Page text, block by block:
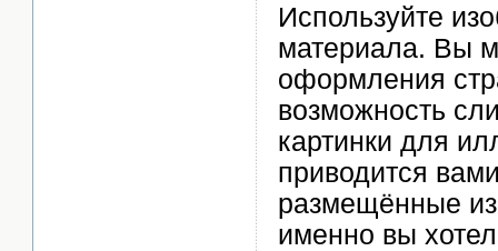
Используйте
материала. Вы
оформления
возможность
картинки для
приводится
размещённые
именно вы